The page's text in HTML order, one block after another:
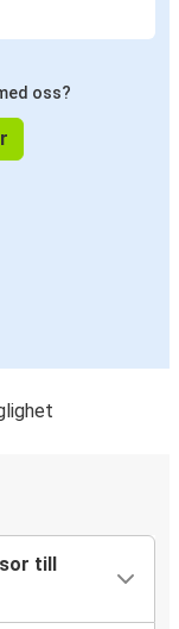
oss?
till